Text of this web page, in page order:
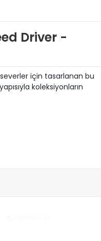
Driver -
için tasarlanan bu
koleksiyonların